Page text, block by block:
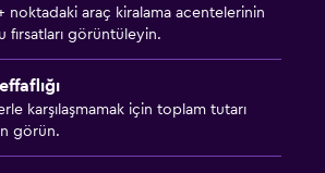
noktadaki araç kiralama acentelerinin
fırsatları görüntüleyin.
karşılaşmamak için toplam tutarı
görün.